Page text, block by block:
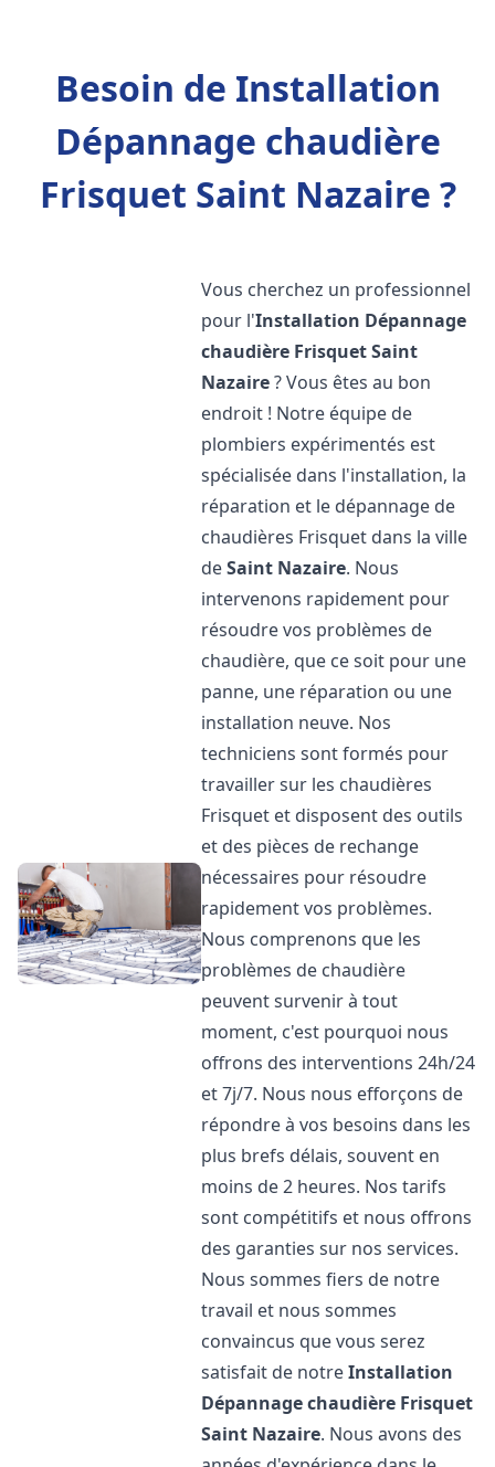
Besoin de Installation
Dépannage chaudière
Frisquet Saint Nazaire ?
Vous cherchez un professionnel
pour l'Installation Dépannage
chaudière FrisquetSaint
Nazaire? Vous êtes au bon
endroit ! Notre équipe de
plombiers expérimentés est
spécialisée dans l'installation, la
réparation et le dépannage de
chaudières Frisquet dans la ville
deSaint Nazaire. Nous
intervenons rapidement pour
résoudre vos problèmes de
chaudière, que ce soit pour une
panne, une réparation ou une
installation neuve. Nos
techniciens sont formés pour
travailler sur les chaudières
Frisquet et disposent des outils
et des pièces de rechange
nécessaires pour résoudre
rapidement vos problèmes.
Nous comprenons que les
problèmes de chaudière
peuvent survenir à tout
moment, c'est pourquoi nous
offrons des interventions 24h/24
et 7j/7. Nous nous efforçons de
répondre à vos besoins dans les
plus brefs délais, souvent en
moins de 2 heures. Nos tarifs
sont compétitifs et nous offrons
des garanties sur nos services.
Nous sommes fiers de notre
travail et nous sommes
convaincus que vous serez
satisfait de notreInstallation
Dépannage chaudière Frisquet
Saint Nazaire. Nous avons des